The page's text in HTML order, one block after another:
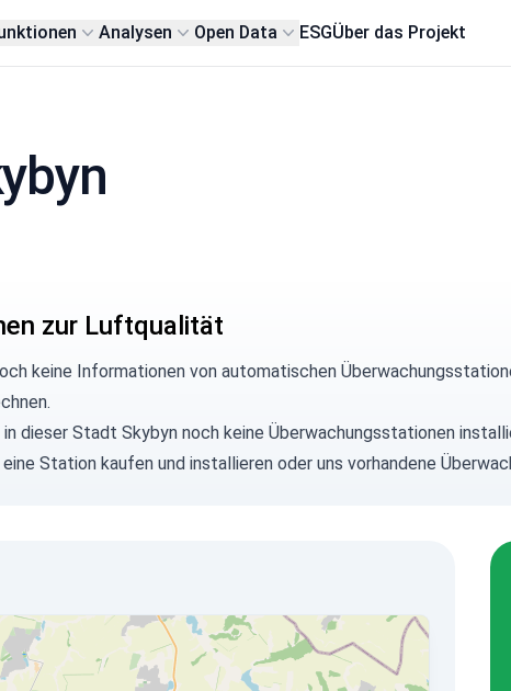
Analysen Open Data ESGÜber das Projekt
zur Luftqualität
keine Informationen von automatischen
in dieser Stadt Skybyn noch keine Überwachungsstationen
Station kaufen und installieren oder uns vorhandene